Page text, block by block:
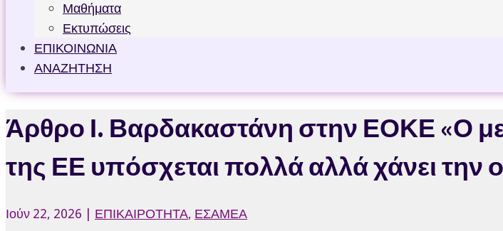
Μαθήματα
Εκτυπώσεις
ΕΠΙΚΟΙΝΩΝΙΑ
ΑΝΑΖΗΤΗΣΗ
Άρθρο Ι. Βαρδακαστάνη στην ΕΟΚΕ «Ο
της ΕΕ υπόσχεται πολλά αλλά χάνει την
Ιούν 22, 2026 | ΕΠΙΚΑΙΡΟΤΗΤΑ, ΕΣΑΜΕΑ